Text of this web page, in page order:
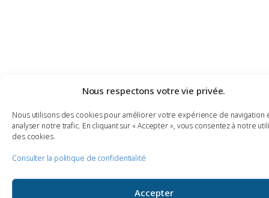
Nous respectons votre vie privée.
Nous utilisons des cookies pour améliorer votre expérience de navigation
analyser notre trafic. En cliquant sur « Accepter », vous consentez à notre
des cookies.
Consulter la politique de confidentialité
Accepter